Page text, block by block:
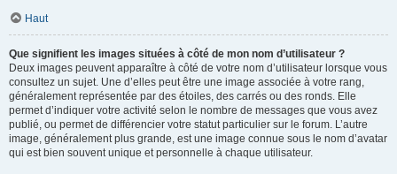
Haut
Que signifient les images situées à côté de mon nom d’utilisateur ?
Deux images peuvent apparaître à côté de votre nom d’utilisateur lorsque vous
consultez un sujet. Une d’elles peut être une image associée à votre rang,
généralement représentée par des étoiles, des carrés ou des ronds. Elle
permet d’indiquer votre activité selon le nombre de messages que vous avez
publié, ou permet de différencier votre statut particulier sur le forum. L’autre
image, généralement plus grande, est une image connue sous le nom d’avatar
qui est bien souvent unique et personnelle à chaque utilisateur.